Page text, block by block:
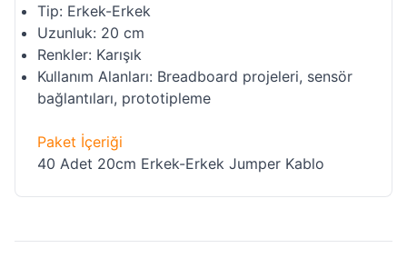
Tip: Erkek-Erkek
Uzunluk: 20 cm
Renkler: Karışık
Kullanım Alanları: Breadboard projeleri, sensör
bağlantıları, prototipleme
Paket İçeriği
40 Adet 20cm Erkek-Erkek Jumper Kablo